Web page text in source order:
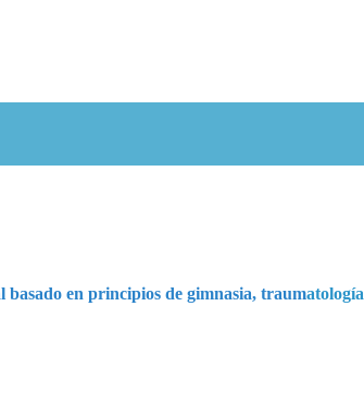
basado en principios de gimnasia, traumatología